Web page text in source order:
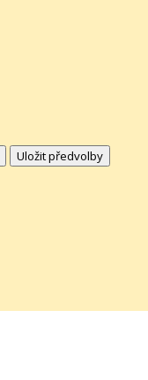
Uložit předvolby